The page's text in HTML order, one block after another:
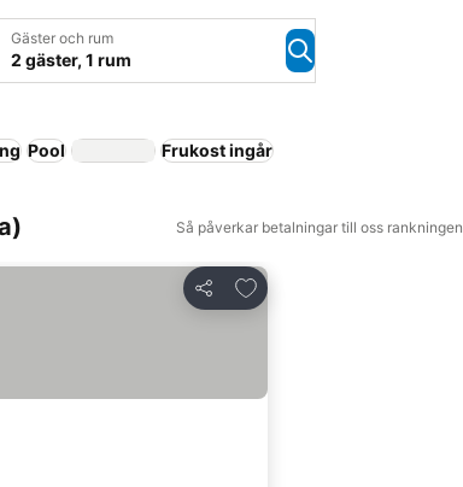
Gäster och rum
2 gäster, 1 rum
Pool Frukost ingår
Så påverkar betalningar till oss rankningen
Dela
Lägg till i Mina Favoriter